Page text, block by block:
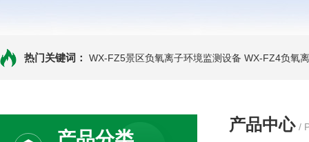
热门关键词： WX-FZ5景区负氧离子环境监测设备 WX-FZ4负氧
产品中心 /